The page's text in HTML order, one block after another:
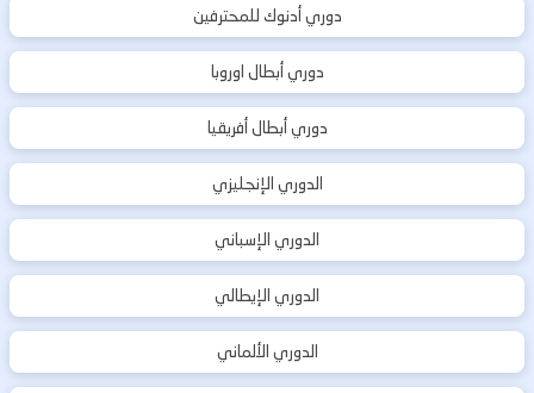
دوري أدنوك للمحترفين
دوري أبطال اوروبا
دوري أبطال أفريقيا
الدوري الإنجليزي
الدوري الإسباني
الدوري الإيطالي
الدوري الألماني